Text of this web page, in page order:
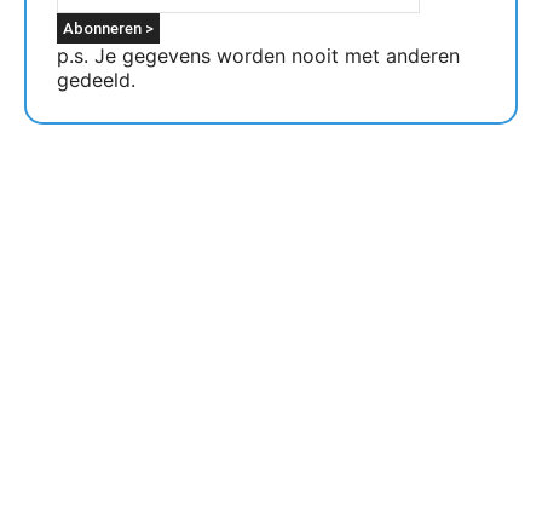
p.s. Je gegevens worden nooit met anderen
gedeeld.